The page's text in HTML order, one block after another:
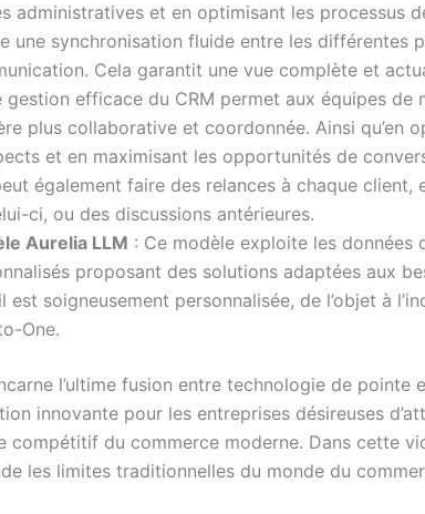
administratives et en optimisant les processus
une synchronisation fluide entre les différentes
Cela garantit une vue complète et
gestion efficace du CRM permet aux équipes
plus collaborative et coordonnée. Ainsi qu’en
et en maximisant les opportunités de
également faire des relances à chaque
ci, ou des discussions antérieures.
Aurelia LLM : Ce modèle exploite les données
proposant des solutions adaptées aux
est soigneusement personnalisée, de l’objet à
One.
l’ultime fusion entre technologie de
innovante pour les entreprises désireuses
compétitif du commerce moderne. Dans cette
les limites traditionnelles du monde du